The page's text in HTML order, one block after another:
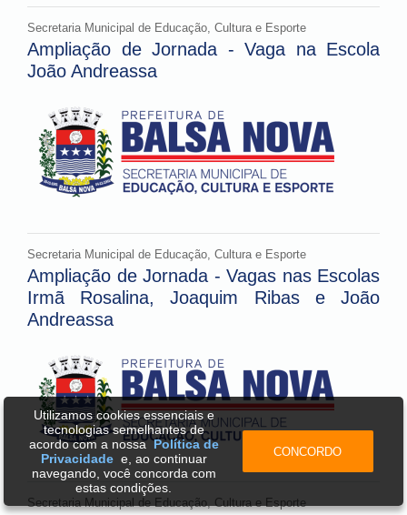
Secretaria Municipal de Educação, Cultura e Esporte
Ampliação de Jornada - Vaga na Escola
João Andreassa
Secretaria Municipal de Educação, Cultura e Esporte
Ampliação de Jornada - Vagas nas Escolas
Irmã Rosalina, Joaquim Ribas e João
Andreassa
Secretaria Municipal de Educação, Cultura e Esporte
Utilizamos cookies essenciais e
tecnologias semelhantes de
acordo com a nossaPolítica de
Privacidadee, ao continuar
navegando, você concorda com
estas condições.
CONCORDO